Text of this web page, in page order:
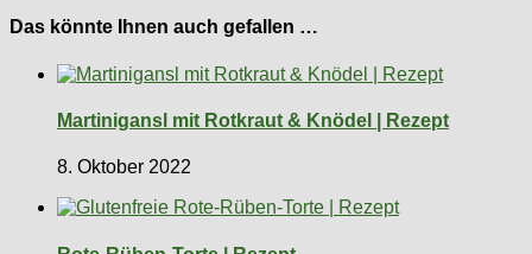
Das könnte Ihnen auch gefallen …
Martinigansl mit Rotkraut & Knödel | Rezept
8. Oktober 2022